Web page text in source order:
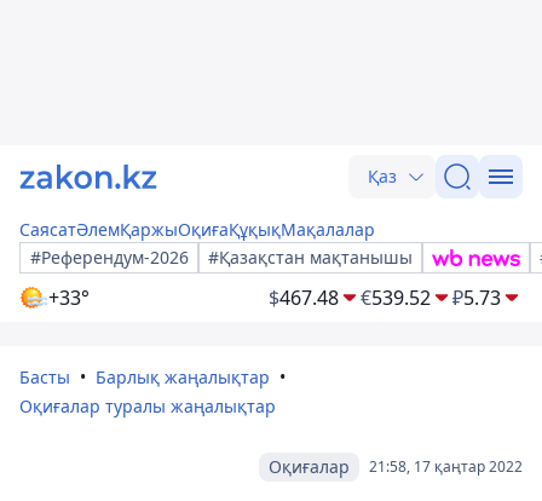
Қаз
СаясатӘлемҚаржыОқиғаҚұқықМақалалар
#Референдум-2026
#Қазақстан мақтанышы
+33° $467.48 €539.52 ₽5.73
Басты
Барлық жаңалықтар
Оқиғалар туралы жаңалықтар
21:58, 17 қаңтар 2022
Оқиғалар